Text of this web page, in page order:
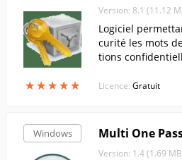
★★★★★
★★★★★
Version: 8.1 (11.12
Logiciel
curité les mots
tions
Licence: Gratuit
Windows Multi One
Version: 1.4 (1.69